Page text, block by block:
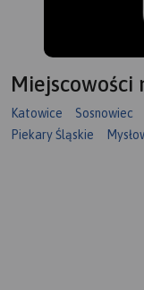
Miejscowości
Katowice Sosnowiec
Piekary Śląskie